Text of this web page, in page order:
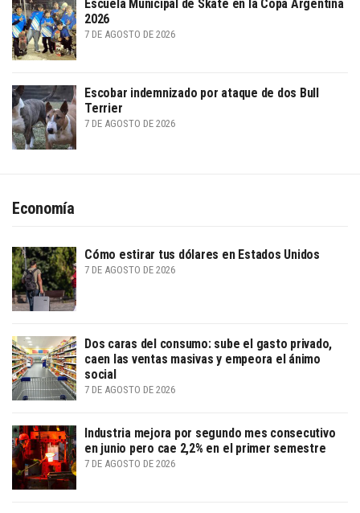
Escuela Municipal de Skate en la Copa Argentina
2026
7 DE AGOSTO DE 2026
Escobar indemnizado por ataque de dos Bull
Terrier
7 DE AGOSTO DE 2026
Economía
Cómo estirar tus dólares en Estados Unidos
7 DE AGOSTO DE 2026
Dos caras del consumo: sube el gasto privado,
caen las ventas masivas y empeora el ánimo
social
7 DE AGOSTO DE 2026
Industria mejora por segundo mes consecutivo
en junio pero cae 2,2% en el primer semestre
7 DE AGOSTO DE 2026